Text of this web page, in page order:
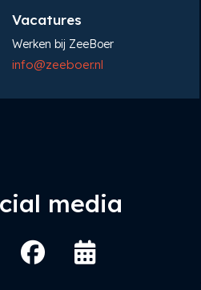
Vacatures
Werken bij ZeeBoer
info@zeeboer.nl
media